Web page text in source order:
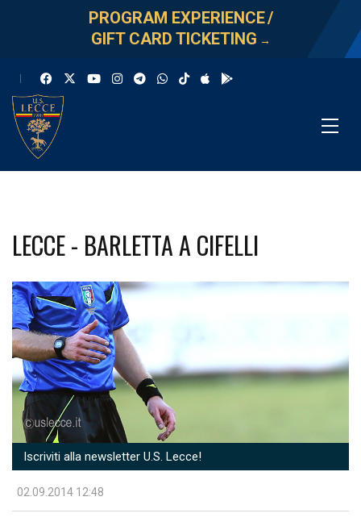
PROGRAM EXPERIENCE/
GIFT CARD TICKETING →
LECCE - BARLETTA A CIFELLI
Iscriviti alla newsletter U.S. Lecce!
02.09.2014 12:48